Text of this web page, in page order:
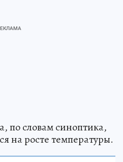
по словам синоптика,
на росте температуры.